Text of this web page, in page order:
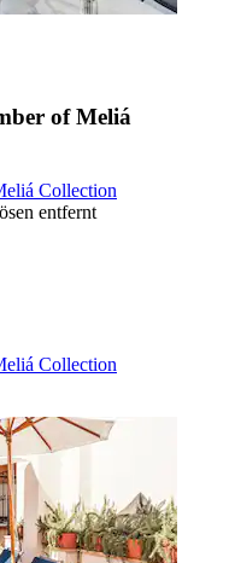
of Meliá
Collection
entfernt
Collection